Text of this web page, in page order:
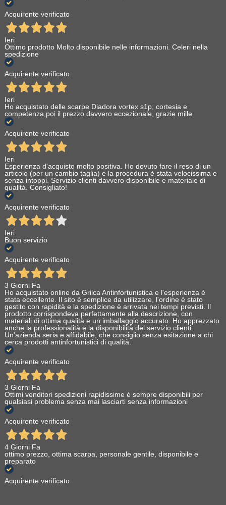
Acquirente verificato
Ieri
Ottimo prodotto Molto disponibile nelle informazioni. Celeri nella
spedizione
Acquirente verificato
Ieri
Ho acquistato delle scarpe Diadora vortex s1p, cortesia e
competenza,poi il prezzo davvero eccezionale, grazie mille
Acquirente verificato
Ieri
Esperienza d'acquisto molto positiva. Ho dovuto fare il reso di un
articolo (per un cambio taglia) e la procedura è stata velocissima e
senza intoppi. Servizio clienti davvero disponibile e materiale di
qualità. Consigliato!
Acquirente verificato
Ieri
Buon servizio
Acquirente verificato
3 Giorni Fa
Ho acquistato online da Grilca Antinfortunistica e l'esperienza è
stata eccellente. Il sito è semplice da utilizzare, l'ordine è stato
gestito con rapidità e la spedizione è arrivata nei tempi previsti. Il
prodotto corrispondeva perfettamente alla descrizione, con
materiali di ottima qualità e un imballaggio accurato. Ho apprezzato
anche la professionalità e la disponibilità del servizio clienti.
Un'azienda seria e affidabile, che consiglio senza esitazione a chi
cerca prodotti antinfortunistici di qualità.
Acquirente verificato
3 Giorni Fa
Ottimi venditori spedizioni rapidissime è sempre disponibili per
qualsiasi problema senza mai lasciarti senza informazioni
Acquirente verificato
4 Giorni Fa
ottimo prezzo, ottima scarpa, personale gentile, disponibile e
preparato
Acquirente verificato